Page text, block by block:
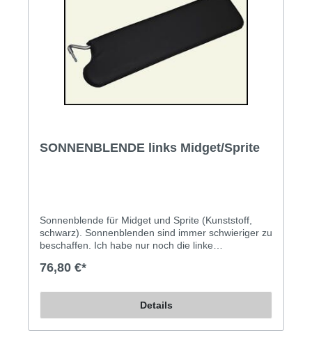
SONNENBLENDE links Midget/Sprite
Sonnenblende für Midget und Sprite (Kunststoff,
schwarz). Sonnenblenden sind immer schwieriger zu
beschaffen. Ich habe nur noch die linke
76,80 €*
Details